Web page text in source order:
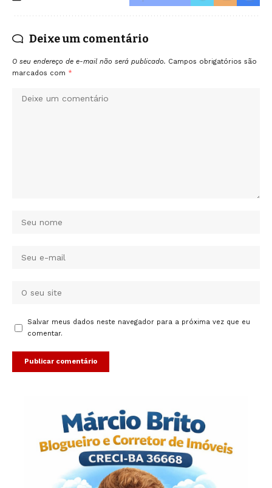
Deixe um comentário
O seu endereço de e-mail não será publicado. Campos obrigatórios são
marcados com *
Salvar meus dados neste navegador para a próxima vez que eu
comentar.